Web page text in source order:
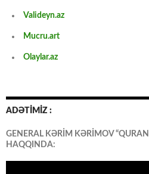
Valideyn.az
Mucru.art
Olaylar.az
ADƏTİMİZ :
GENERAL KƏRİM KƏRİMOV “QURAN
HAQQINDA: